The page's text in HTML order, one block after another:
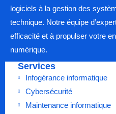
logiciels à la gestion des
technique. Notre équipe
efficacité et à propulser votre
numérique.
Services
Infogérance informatique
Cybersécurité
Maintenance informatique